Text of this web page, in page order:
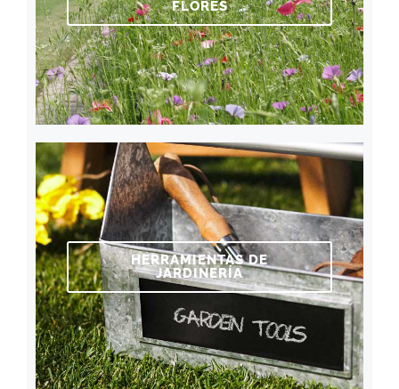
FLORES
HERRAMIENTAS DE
JARDINERÍA